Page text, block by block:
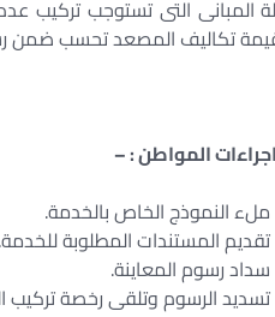
تكاليف المصعد تحسب ضمن
المواطن : –